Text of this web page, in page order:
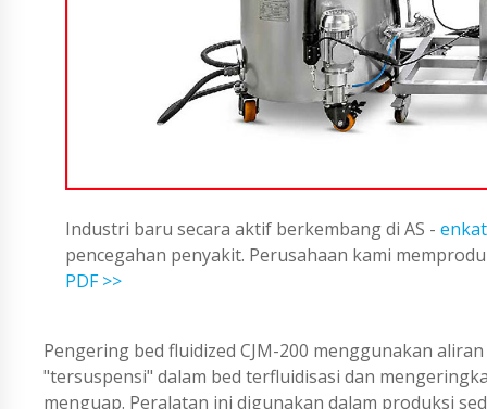
Industri baru secara aktif berkembang di AS -
pencegahan penyakit. Perusahaan kami
PDF >>
Pengering bed fluidized CJM-200 menggunakan
"tersuspensi" dalam bed terfluidisasi dan
menguap. Peralatan ini digunakan dalam produksi